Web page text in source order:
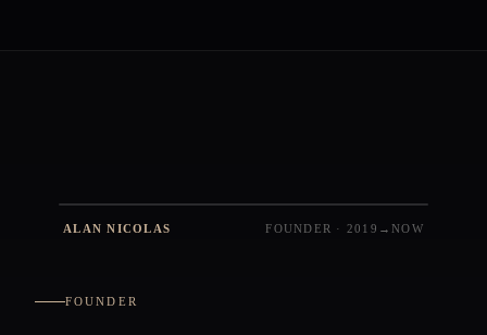
AN
ALAN NICOLAS FOUNDER · 2019→NOW
FOUNDER